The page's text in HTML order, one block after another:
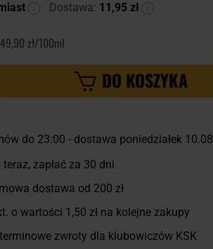
Dostawa: 11,95 zł
zł/100ml
DO KOSZYKA
do 23:00 - dostawa poniedziałek 10.08
teraz, zapłać za 30 dni
dostawa od 200 zł
o wartości 1,50 złna kolejne zakupy
zwroty dla klubowiczów KSK